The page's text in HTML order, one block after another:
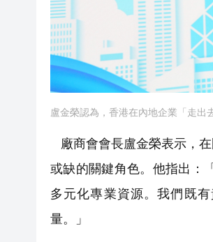
盧金榮認為，香港在內地企業「走出
廠商會會長盧金榮表示，
或缺的關鍵角色。他指出：
多元化專業資源。我們既
量。」